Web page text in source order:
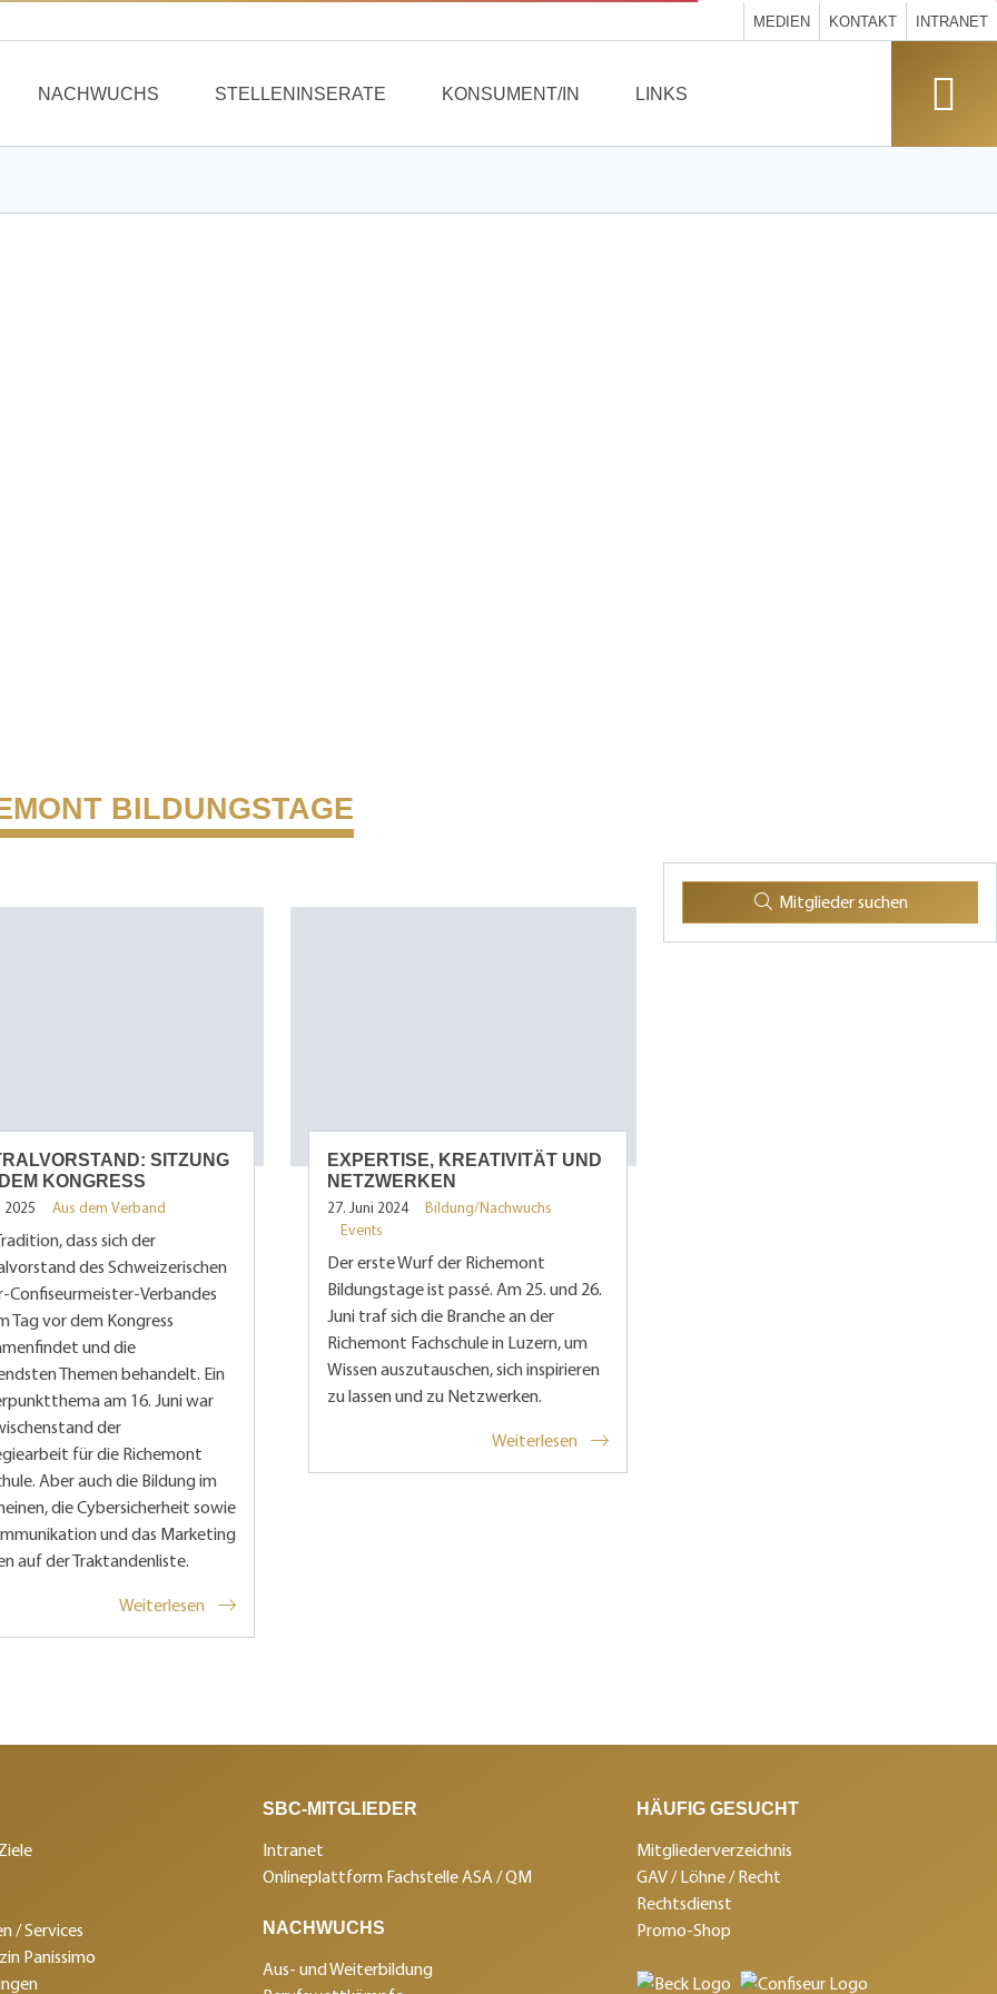
MEDIEN KONTAKT INTRANET
NACHWUCHS STELLENINSERATE KONSUMENT/IN LINKS
BILDUNGSTAGE
SITZUNG
KONGRESS
2025 Aus dem Verband
dass sich der
des Schweizerischen
Confiseurmeister-Verbandes
Tag vor dem Kongress
und die
Themen behandelt. Ein
am 16. Juni war
der
für die Richemont
Aber auch die Bildung im
die Cybersicherheit sowie
und das Marketing
auf der Traktandenliste.
Weiterlesen
EXPERTISE, KREATIVITÄT UND
NETZWERKEN
27. Juni 2024
Bildung/Nachwuchs
Events
Der erste Wurf der Richemont
Bildungstage ist passé. Am 25. und 26.
Juni traf sich die Branche an der
Richemont Fachschule in Luzern, um
Wissen auszutauschen, sich inspirieren
zu lassen und zu Netzwerken.
Weiterlesen
Mitglieder suchen
/ Services
Panissimo
SBC-MITGLIEDER
Intranet
Onlineplattform Fachstelle ASA / QM
NACHWUCHS
Aus- und Weiterbildung
HÄUFIG GESUCHT
Mitgliederverzeichnis
GAV / Löhne / Recht
Rechtsdienst
Promo-Shop